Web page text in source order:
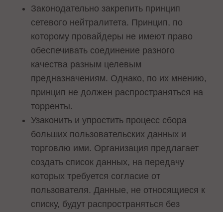
Законодательно закрепить принцип
сетевого нейтралитета. Принцип, по
которому провайдеры не имеют право
обеспечивать соединение разного
качества разным целевым
предназначениям. Однако, по их мнению,
принцип не должен распространяться на
торренты.
Узаконить и упростить процесс сбора
больших пользовательских данных и
торговлю ими. Организация предлагает
создать список данных, на передачу
которых требуется согласие от
пользователя. Данные, не относящиеся к
списку, будут распространяться без